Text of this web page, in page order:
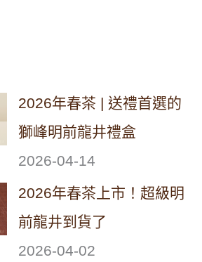
2026年春茶 | 送禮首選的
獅峰明前龍井禮盒
2026-04-14
2026年春茶上市！超級明
前龍井到貨了
2026-04-02